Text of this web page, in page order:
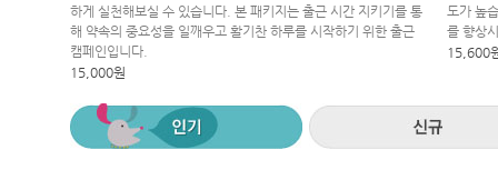
하게 실천해보실 수 있습니다. 본 패키지는 출근 시간 지키기를 통
해 약속의 중요성을 일깨우고 활기찬 하루를 시작하기 위한 출근
캠페인입니다.
15,000원
도가 높
를 향상
15,600